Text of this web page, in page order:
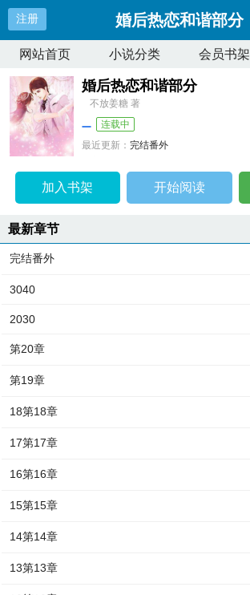
注册 婚后热恋和谐部分
网站首页 小说分类 会员书架
婚后热恋和谐部分
不放姜糖 著
连载中
最近更新：完结番外
加入书架 开始阅读
最新章节
完结番外
3040
2030
第20章
第19章
18第18章
17第17章
16第16章
15第15章
14第14章
13第13章